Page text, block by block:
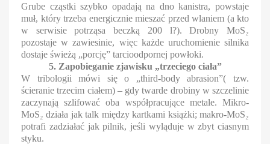
Grube cząstki szybko opadają na dno kanistra, powstaje
muł, który trzeba energicznie mieszać przed wlaniem (a kto
w serwisie potrząsa beczką 200 l?). Drobny MoS₂
pozostaje w zawiesinie, więc każde uruchomienie silnika
dostaje świeżą „porcję” tarcioodpornej powłoki.
5. Zapobieganie zjawisku „trzeciego ciała”
W tribologii mówi się o „third-body abrasion”( tzw.
ścieranie trzecim ciałem) – gdy twarde drobiny w szczelinie
zaczynają szlifować oba współpracujące metale. Mikro-
MoS₂ działa jak talk między kartkami książki; makro-MoS₂
potrafi zadziałać jak pilnik, jeśli wyląduje w zbyt ciasnym
styku.